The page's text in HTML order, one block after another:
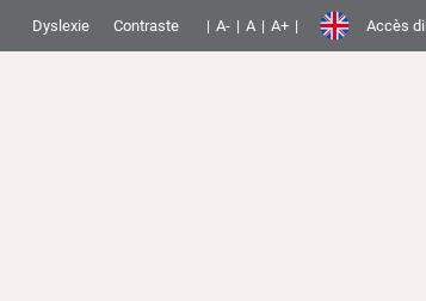
Dyslexie Contraste A- A A+ Accès